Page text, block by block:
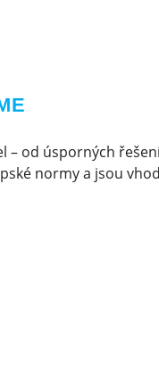
od úsporných
normy a jsou